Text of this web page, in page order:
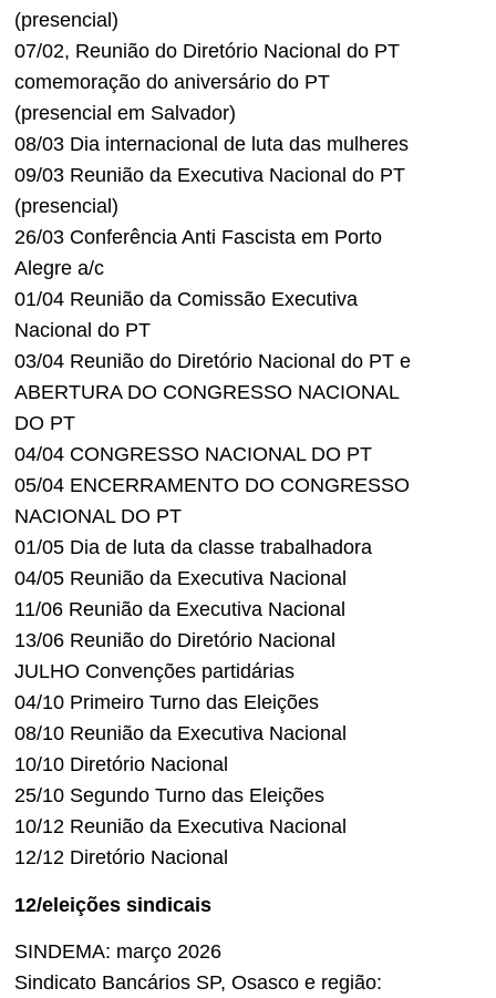
(presencial)
07/02, Reunião do Diretório Nacional do PT
comemoração do aniversário do PT
(presencial em Salvador)
08/03 Dia internacional de luta das mulheres
09/03 Reunião da Executiva Nacional do PT
(presencial)
26/03 Conferência Anti Fascista em Porto
Alegre a/c
01/04 Reunião da Comissão Executiva
Nacional do PT
03/04 Reunião do Diretório Nacional do PT e
ABERTURA DO CONGRESSO NACIONAL
DO PT
04/04 CONGRESSO NACIONAL DO PT
05/04 ENCERRAMENTO DO CONGRESSO
NACIONAL DO PT
01/05 Dia de luta da classe trabalhadora
04/05 Reunião da Executiva Nacional
11/06 Reunião da Executiva Nacional
13/06 Reunião do Diretório Nacional
JULHO Convenções partidárias
04/10 Primeiro Turno das Eleições
08/10 Reunião da Executiva Nacional
10/10 Diretório Nacional
25/10 Segundo Turno das Eleições
10/12 Reunião da Executiva Nacional
12/12 Diretório Nacional
12/eleições sindicais
SINDEMA: março 2026
Sindicato Bancários SP, Osasco e região: